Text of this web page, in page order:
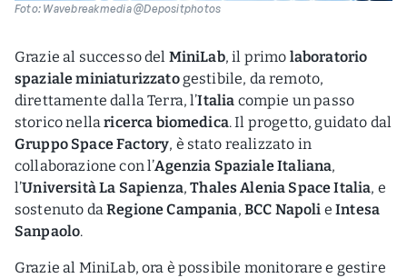
Foto: Wavebreakmedia @Depositphotos
Grazie al successo del MiniLab, il primo laboratorio
spaziale miniaturizzatogestibile, da remoto,
direttamente dalla Terra, l’Italia compie un passo
storico nellaricerca biomedica. Il progetto, guidato dal
Gruppo Space Factory, è stato realizzato in
collaborazione con l’Agenzia Spaziale Italiana,
l’Università La Sapienza,Thales Alenia Space Italia, e
sostenuto daRegione Campania, BCC Napoli eIntesa
Sanpaolo.
Grazie al MiniLab, ora è possibile monitorare e gestire